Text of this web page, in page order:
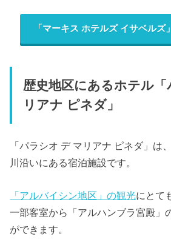
「マーキス ホテルズ イサベルズ
歴史地区にあるホテル
リアナ ピネダ」
「パラシオ デ マリアナ ピネダ」は
川沿いにある宿泊施設です。
「アルバイシン地区」の観光にとて
一部客室から「アルハンブラ宮殿」
ができます。